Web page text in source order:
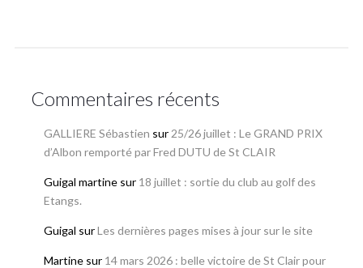
Commentaires récents
GALLIERE Sébastien sur 25/26 juillet : Le GRAND PRIX
d’Albon remporté par Fred DUTU de St CLAIR
Guigal martinesur 18 juillet : sortie du club au golf des
Etangs.
Guigal surLes dernières pages mises à jour sur le site
Martinesur 14 mars 2026 : belle victoire de St Clair pour